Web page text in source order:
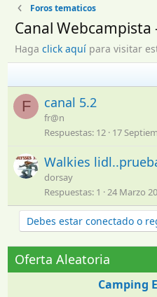
Foros tematicos
Canal Webcampista
Hagaclick aquí para visitar
F canal 5.2
fr@n
Respuestas 12 17
Walkies
dorsay
Respuestas 1 24 Marzo
Debes estar conectado o
Oferta Aleatoria
Camping